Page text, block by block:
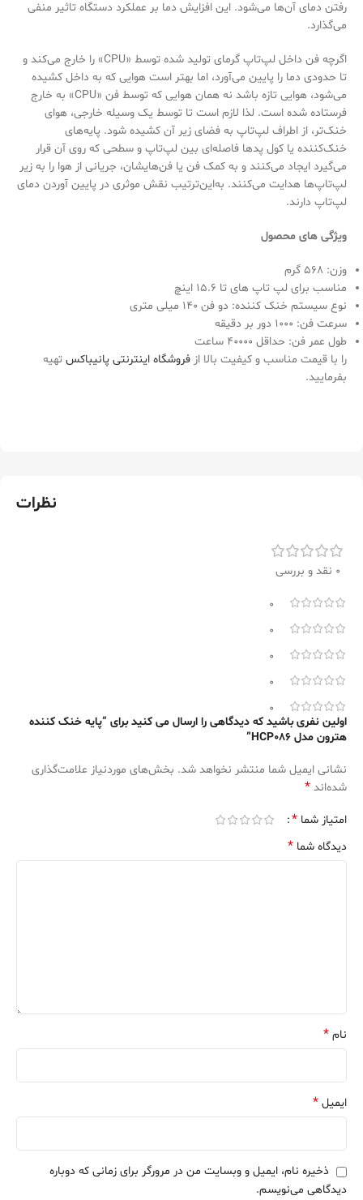
رفتن دمای آن‌ها می‌شود. این افزایش دما بر عملکرد دستگاه تاثیر منفی
می‌گذارد.
اگرچه فن داخل لپ‌تاپ گرمای تولید شده توسط «CPU» را خارج می‌کند و
تا حدودی دما را پایین می‌آورد، اما بهتر است هوایی که به داخل کشیده
می‌شود، هوایی تازه باشد نه همان هوایی که توسط فن «CPU» به خارج
فرستاده شده است. لذا لازم است تا توسط یک وسیله خارجی، هوای
خنک‌تر، از اطراف لپ‌تاپ به فضای زیر آن کشیده شود. پایه‌های
خنک‌کننده یا کول پدها فاصله‌ای بین لپ‌تاپ و سطحی که روی آن قرار
می‌گیرد ایجاد می‌کنند و به کمک فن یا فن‌هایشان، جریانی از هوا را به زیر
لپ‌تاپ‌ها هدایت می‌کنند. به‌این‌ترتیب نقش موثری در پایین آوردن دمای
لپ‌تاپ دارند.
ویژگی های محصول
وزن: 568 گرم
مناسب برای لپ تاپ های تا 15.6 اینچ
نوع سیستم خنک کننده: دو فن 140 میلی متری
سرعت فن: 1000 دور بر دقیقه
طول عمر فن: حداقل 40000 ساعت
را با قیمت مناسب و کیفیت بالا از فروشگاه اینترنتی پانیباکس تهیه
بفرمایید.
نظرات
0 نقد و بررسی
0
0
0
0
0
اولین نفری باشید که دیدگاهی را ارسال می کنید برای “پایه خنک کننده
هترون مدل HCP086”
نشانی ایمیل شما منتشر نخواهد شد. بخش‌های موردنیاز علامت‌گذاری
شده‌اند *
امتیاز شما *
دیدگاه شما *
نام *
ایمیل *
ذخیره نام، ایمیل و وبسایت من در مرورگر برای زمانی که دوباره
دیدگاهی می‌نویسم.